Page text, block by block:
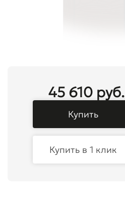
45 610 руб.
Купить
Купить в 1 клик